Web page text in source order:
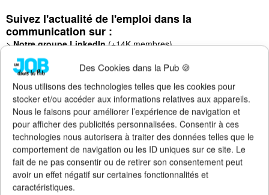
Des Cookies dans la Pub 🍪
Nous utilisons des technologies telles que les cookies pour
stocker et/ou accéder aux informations relatives aux appareils.
Nous le faisons pour améliorer l’expérience de navigation et
pour afficher des publicités personnalisées. Consentir à ces
technologies nous autorisera à traiter des données telles que le
comportement de navigation ou les ID uniques sur ce site. Le
fait de ne pas consentir ou de retirer son consentement peut
avoir un effet négatif sur certaines fonctionnalités et
caractéristiques.
Suivez l'actualité de l'emploi dans la
communication sur :
>Notre groupe LinkedIn(+14K membres)
Notre (nouvelle) page LinkedIn
>Notre page Facebook(+5K fans)
Notre newsletter emploi(+3K abonnés)
Notre compte Twitter (+5K followers)